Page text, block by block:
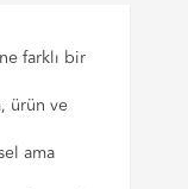
farklı bir
ürün ve
ama